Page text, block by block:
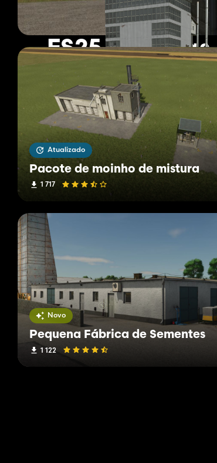
FS25 Fábricas
Página 1 de 56
Atualizado
Pacote de moinho de mistura
1 717
Novo
Pequena Fábrica de Sementes
1 122